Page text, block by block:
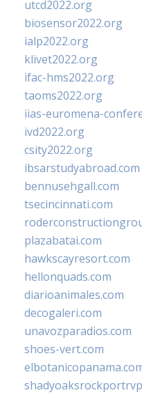
utcd2022.org
biosensor2022.org
ialp2022.org
klivet2022.org
ifac-hms2022.org
taoms2022.org
iias-euromena-
ivd2022.org
csity2022.org
ibsarstudyabroad.com
bennusehgall.com
tsecincinnati.com
plazabatai.com
hawkscayresort.com
hellonquads.com
diarioanimales.com
decogaleri.com
unavozparadios.com
shoes-vert.com